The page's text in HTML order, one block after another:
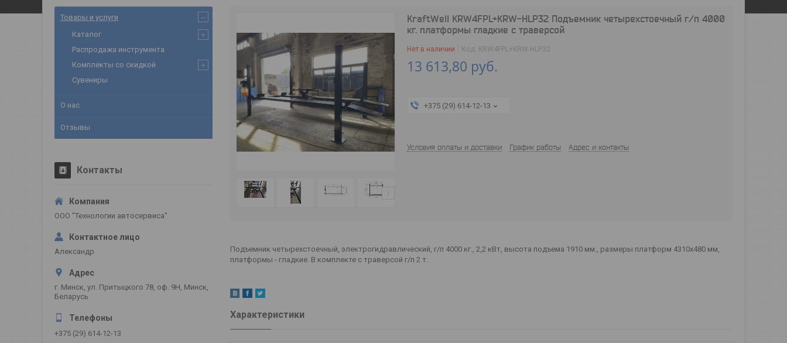
KraftWell KRW4FPL+KRW-HLP32 Подъемник четырехстоечный г/п 4000
кг. платформы гладкие с траверсой
Нет в наличии Код: KRW4FPL+KRW-HLP32
13 613,80 руб.
+375 (29) 614-12-13
Условия оплаты и доставки График работы Адрес и контакты
Подъемник четырехстоечный, электрогидравлический, г/п 4000 кг., 2,2 кВт, высота подъема 1910 мм., размеры платформ 4310х480 мм,
платформы - гладкие. В комплекте с траверсой г/п 2 т.
Характеристики
Товары и услуги
Каталог
Распродажа инструмента
Комплекты со скидкой
Сувениры
О нас
Отзывы
Контакты
ООО "Технологии автосервиса"
Александр
г. Минск, ул. Притыцкого 78, оф. 9Н, Минск,
Беларусь
+375 (29) 614-12-13